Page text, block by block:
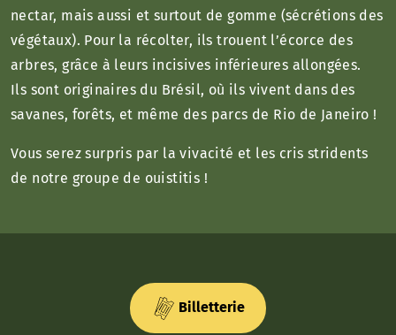
nectar, mais aussi et surtout de gomme (sécrétions des
végétaux). Pour la récolter, ils trouent l’écorce des
arbres, grâce à leurs incisives inférieures allongées.
Ils sont originaires du Brésil, où ils vivent dans des
savanes, forêts, et même des parcs de Rio de Janeiro !
Vous serez surpris par la vivacité et les cris stridents
de notre groupe de ouistitis !
Billetterie